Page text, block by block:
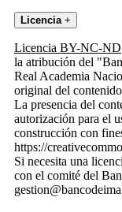
Licencia +
Licencia BY-NC-ND
la atribución del
Real Academia
original del
La presencia del
autorización para el
construcción con
https://
Si necesita una
con el comité del